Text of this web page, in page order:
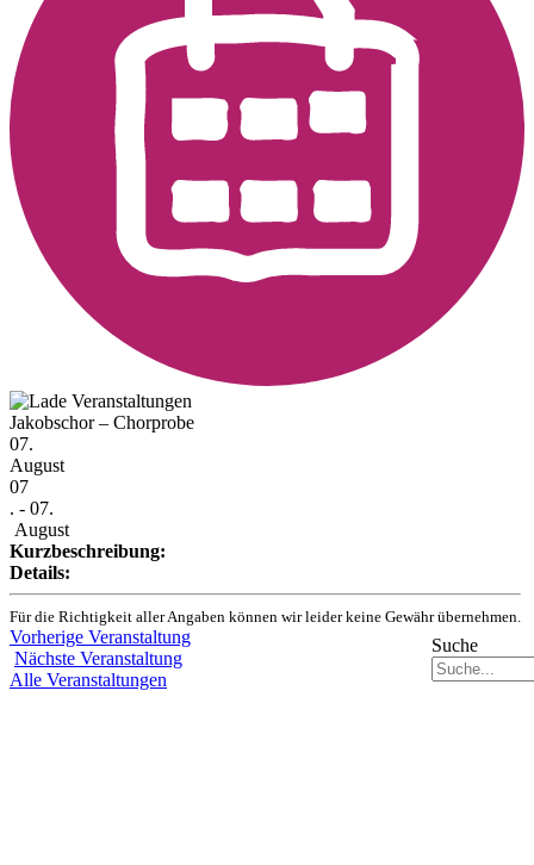
Suche
Jakobschor – Chorprobe
07.
August
07
. - 07.
August
Kurzbeschreibung:
Details:
Für die Richtigkeit aller Angaben können wir leider keine Gewähr übernehmen.
Vorherige Veranstaltung
Nächste Veranstaltung
Alle Veranstaltungen